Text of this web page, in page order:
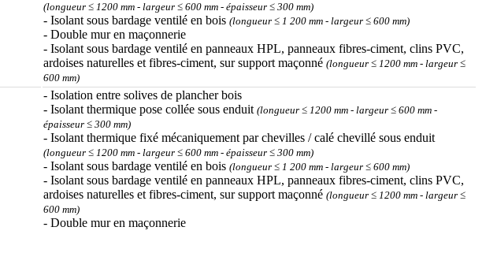
(longueur ≤ 1200 mm - largeur ≤ 600 mm - épaisseur ≤ 300 mm)
- Isolant sous bardage ventilé en bois (longueur ≤ 1 200 mm - largeur ≤ 600 mm)
- Double mur en maçonnerie
- Isolant sous bardage ventilé en panneaux HPL, panneaux fibres-ciment, clins PVC,
ardoises naturelles et fibres-ciment, sur support maçonné (longueur ≤ 1200 mm - largeur ≤
600 mm)
- Isolation entre solives de plancher bois
- Isolant thermique pose collée sous enduit (longueur ≤ 1200 mm - largeur ≤ 600 mm -
épaisseur ≤ 300 mm)
- Isolant thermique fixé mécaniquement par chevilles / calé chevillé sous enduit
(longueur ≤ 1200 mm - largeur ≤ 600 mm - épaisseur ≤ 300 mm)
- Isolant sous bardage ventilé en bois (longueur ≤ 1 200 mm - largeur ≤ 600 mm)
- Isolant sous bardage ventilé en panneaux HPL, panneaux fibres-ciment, clins PVC,
ardoises naturelles et fibres-ciment, sur support maçonné (longueur ≤ 1200 mm - largeur ≤
600 mm)
- Double mur en maçonnerie